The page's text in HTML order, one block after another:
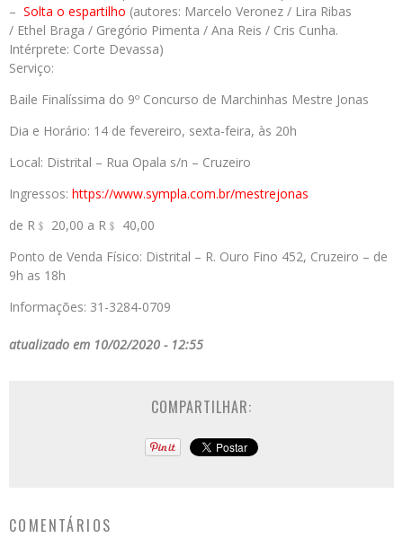
– Solta o espartilho (autores: Marcelo Veronez / Lira Ribas
/ Ethel Braga / Gregório Pimenta / Ana Reis / Cris Cunha.
Intérprete: Corte Devassa)
Serviço:
Baile Finalíssima do 9º Concurso de Marchinhas Mestre Jonas
Dia e Horário: 14 de fevereiro, sexta-feira, às 20h
Local: Distrital – Rua Opala s/n – Cruzeiro
Ingressos: https://www.sympla.com.br/mestrejonas
de R﹩ 20,00 a R﹩ 40,00
Ponto de Venda Físico: Distrital – R. Ouro Fino 452, Cruzeiro – de
9h as 18h
Informações: 31-3284-0709
atualizado em 10/02/2020 - 12:55
COMPARTILHAR:
COMENTÁRIOS